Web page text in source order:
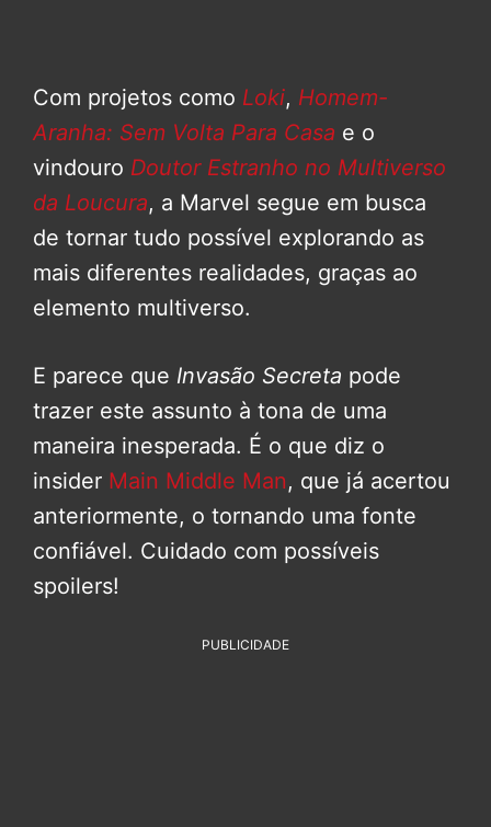
Com projetos como Loki, Homem-
Aranha: Sem Volta Para Casa e o
vindouro Doutor Estranho no Multiverso
da Loucura, a Marvel segue em busca
de tornar tudo possível explorando as
mais diferentes realidades, graças ao
elemento multiverso.
E parece que Invasão Secreta pode
trazer este assunto à tona de uma
maneira inesperada. É o que diz o
insider Main Middle Man, que já acertou
anteriormente, o tornando uma fonte
confiável. Cuidado com possíveis
spoilers!
PUBLICIDADE